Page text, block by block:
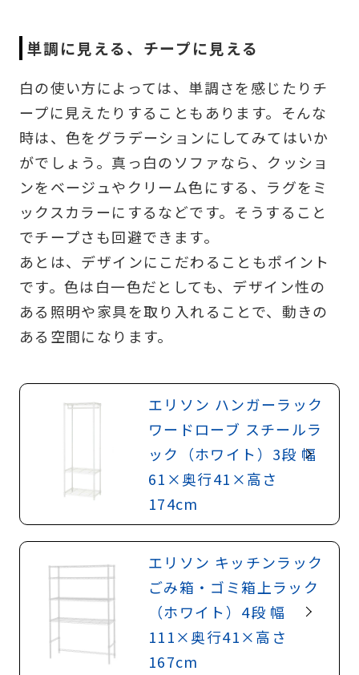
単調に見える、チープに見える
白の使い方によっては、単調さを感じたりチ
ープに見えたりすることもあります。そんな
時は、色をグラデーションにしてみてはいか
がでしょう。真っ白のソファなら、クッショ
ンをベージュやクリーム色にする、ラグをミ
ックスカラーにするなどです。そうすること
でチープさも回避できます。
あとは、デザインにこだわることもポイント
です。色は白一色だとしても、デザイン性の
ある照明や家具を取り入れることで、動きの
ある空間になります。
エリソン ハンガーラック
ワードローブ スチールラ
ック（ホワイト）3段 幅
61×奥行41×高さ
174cm
エリソン キッチンラック
ごみ箱・ゴミ箱上ラック
（ホワイト）4段 幅
111×奥行41×高さ
167cm